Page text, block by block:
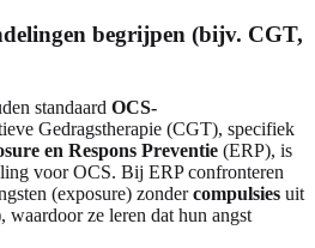
begrijpen (bijv. CGT,
standaard OCS-
Gedragstherapie (CGT), specifiek
en Respons Preventie (ERP), is
voor OCS. Bij ERP confronteren
(exposure) zondercompulsies uit
waardoor ze leren dat hun angst